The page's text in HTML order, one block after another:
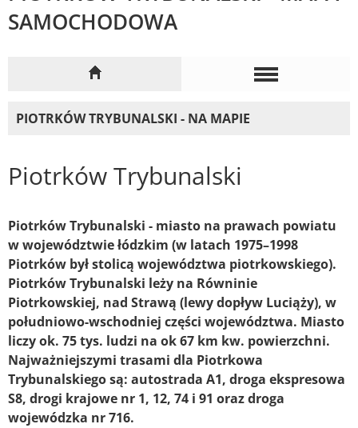
SAMOCHODOWA
PIOTRKÓW TRYBUNALSKI - NA MAPIE
Piotrków Trybunalski
Piotrków Trybunalski - miasto na prawach powiatu
w województwie łódzkim (w latach 1975–1998
Piotrków był stolicą województwa piotrkowskiego).
Piotrków Trybunalski leży na Równinie
Piotrkowskiej, nad Strawą (lewy dopływ Luciąży), w
południowo-wschodniej części województwa. Miasto
liczy ok. 75 tys. ludzi na ok 67 km kw. powierzchni.
Najważniejszymi trasami dla Piotrkowa
Trybunalskiego są: autostrada A1, droga ekspresowa
S8, drogi krajowe nr 1, 12, 74 i 91 oraz droga
wojewódzka nr 716.